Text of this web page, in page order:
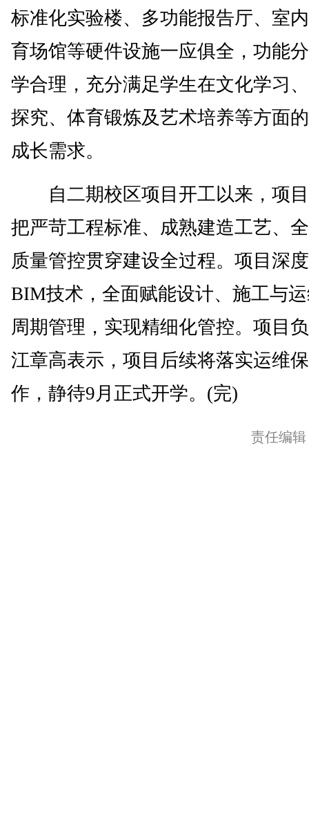
标准化实验楼、多功能报告厅、室
育场馆等硬件设施一应俱全，功能
学合理，充分满足学生在文化学习
探究、体育锻炼及艺术培养等方面
成长需求。
自二期校区项目开工以来，项
把严苛工程标准、成熟建造工艺、
质量管控贯穿建设全过程。项目深
BIM技术，全面赋能设计、施工与
周期管理，实现精细化管控。项目
江章高表示，项目后续将落实运维
作，静待9月正式开学。(完)
责任编